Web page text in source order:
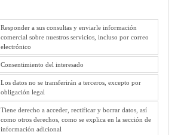
Responder a sus consultas y enviarle información
comercial sobre nuestros servicios, incluso por correo
electrónico
Consentimiento del interesado
Los datos no se transferirán a terceros, excepto por
obligación legal
Tiene derecho a acceder, rectificar y borrar datos, así
como otros derechos, como se explica en la sección de
información adicional